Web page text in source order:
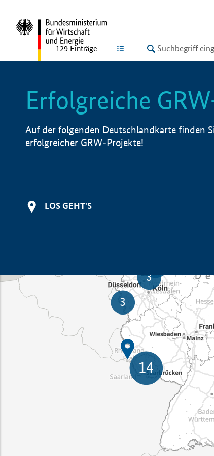
LISTE
129 Einträge
Erfolgreiche
Auf der folgenden Deutschlandkarte finden
erfolgreicher GRW-Projekte!
LOS GEHT'S